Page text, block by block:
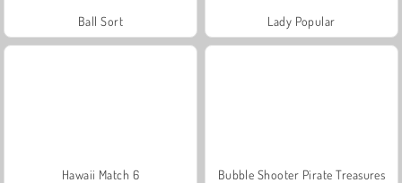
Ball Sort Lady Popular
Hawaii Match 6 Bubble Shooter Pirate Treasures